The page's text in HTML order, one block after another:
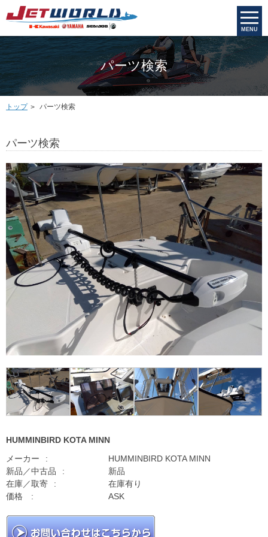
MENU
パーツ検索
トップ パーツ検索
パーツ検索
HUMMINBIRD KOTA MINN
メーカー
HUMMINBIRD KOTA MINN
新品／中古品
新品
在庫／取寄
在庫有り
価格
ASK